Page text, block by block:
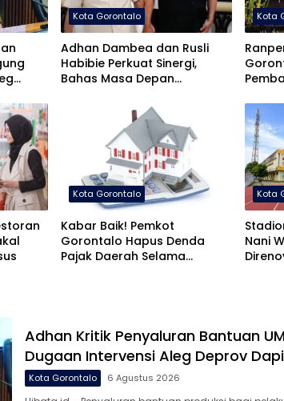
Kota Gorontalo
Adhan Dambea dan Rusli
Habibie Perkuat Sinergi,
Bahas Masa Depan
Kota
Kota Gorontalo
Kabar Baik! Pemkot
Gorontalo Hapus Denda
Pajak Daerah Selama
Kota
Nani
Adhan Kritik Penyaluran Bantuan
Dugaan Intervensi Aleg Deprov
Kota Gorontalo 6 Agustus 2026